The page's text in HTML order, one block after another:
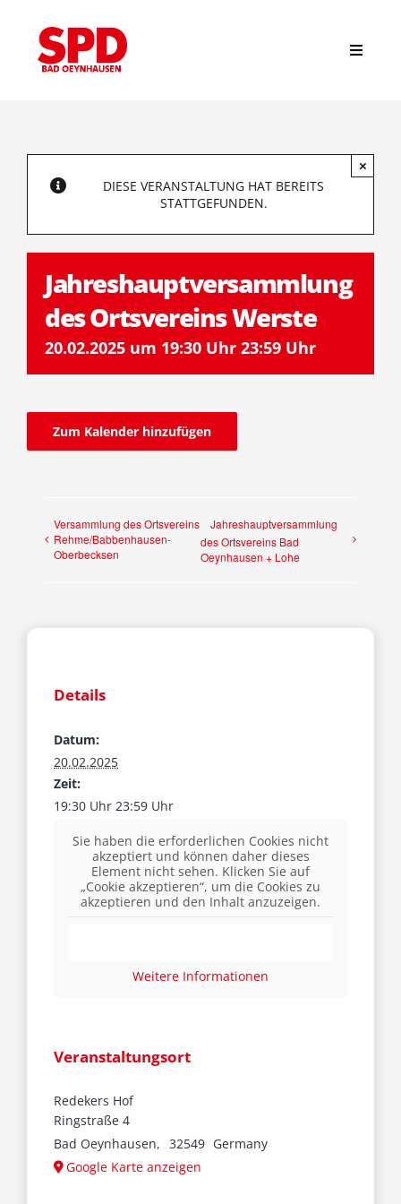
springen
Toggle
Start
News
Stadtverband
Ortsvereine
Fraktion
Kreistag
DIESE VERANSTALTUNG HAT BEREITS
STATTGEFUNDEN.
×
Jahreshauptversammlung
des Ortsvereins Werste
20.02.2025 um 19:30 Uhr 23:59 Uhr
Zum Kalender hinzufügen
Versammlung des Ortsvereins
Rehme/Babbenhausen-
Oberbecksen
Jahreshauptversammlung
des Ortsvereins Bad
Oeynhausen + Lohe
Details
Datum:
20.02.2025
Zeit:
19:30 Uhr 23:59 Uhr
Veranstaltungsort
Redekers Hof
Ringstraße 4
Bad Oeynhausen, 32549 Germany
Google Karte anzeigen
Sie haben die erforderlichen Cookies nicht
akzeptiert und können daher dieses
Element nicht sehen. Klicken Sie auf
„Cookie akzeptieren“, um die Cookies zu
akzeptieren und den Inhalt anzuzeigen.
Weitere Informationen